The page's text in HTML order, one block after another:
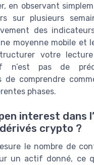
en observant
sur plusieurs
des
moyenne mobile et
votre
n’est pas de
de comprendre
phases.
interest dans
crypto ?
le nombre de
un actif donné, ce